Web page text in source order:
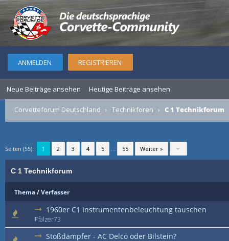
ANMELDEN REGISTRIEREN
Neue Beiträge ansehen Heutige Beiträge ansehen
Corvetteforum Deutschland › Technikforen › C 1 Technikforum
Seiten (55): 1 2 3 4 5 ... 55 Weiter »
C 1 Technikforum
Thema/Verfasser
1960er C1 Instrumentenbeleuchtung tauschen
Pfälzer73
Stoßdämpfer - AC Delco oder Bilstein?